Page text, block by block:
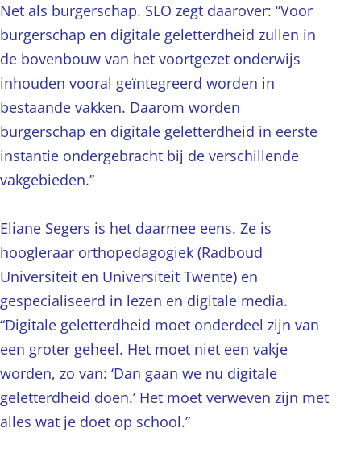
Net als burgerschap. SLO zegt daarover: “Voor
burgerschap en digitale geletterdheid zullen in
de bovenbouw van het voortgezet onderwijs
inhouden vooral geïntegreerd worden in
bestaande vakken. Daarom worden
burgerschap en digitale geletterdheid in eerste
instantie ondergebracht bij de verschillende
vakgebieden.”
Eliane Segers is het daarmee eens. Ze is
hoogleraar orthopedagogiek (Radboud
Universiteit en Universiteit Twente) en
gespecialiseerd in lezen en digitale media.
“Digitale geletterdheid moet onderdeel zijn van
een groter geheel. Het moet niet een vakje
worden, zo van: ‘Dan gaan we nu digitale
geletterdheid doen.’ Het moet verweven zijn met
alles wat je doet op school.”